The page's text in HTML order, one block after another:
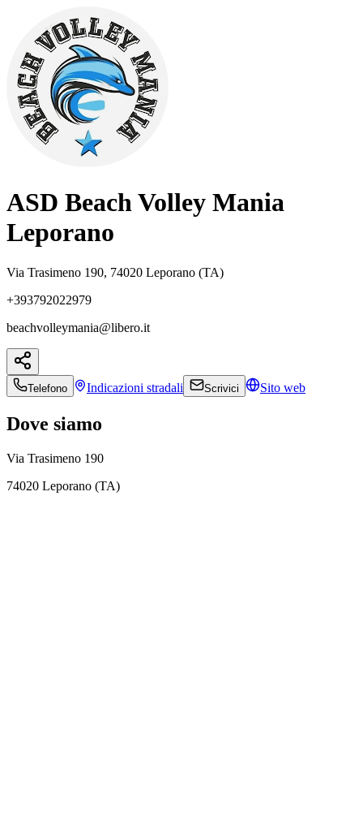
ASD Beach Volley Mania
Leporano
Via Trasimeno 190, 74020 Leporano (TA)
+393792022979
beachvolleymania@libero.it
Telefono Indicazioni stradali Scrivici Sito web
Dove siamo
Via Trasimeno 190
74020 Leporano (TA)